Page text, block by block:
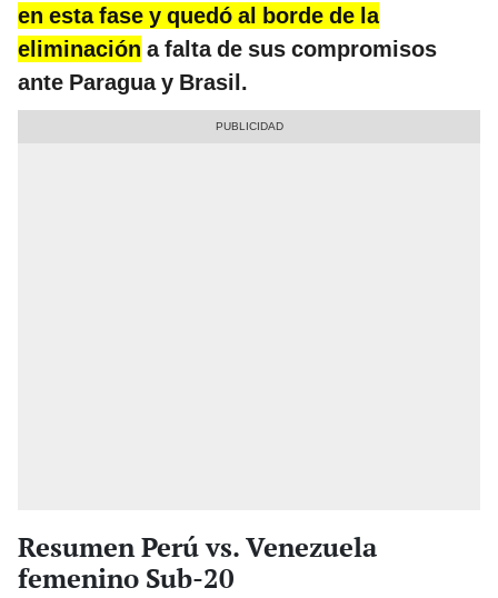
en esta fase y quedó al borde de la
eliminación a falta de sus compromisos
ante Paragua y Brasil.
Resumen Perú vs. Venezuela
femenino Sub-20